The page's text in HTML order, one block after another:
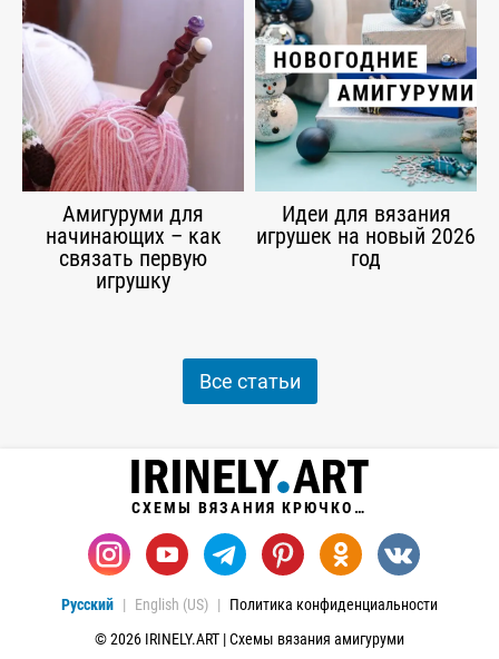
Амигуруми для
начинающих – как
связать первую
игрушку
Идеи для вязания
игрушек на новый 2026
год
Все статьи
СХЕМЫ ВЯЗАНИЯ КРЮЧКОМ
Русский English (US)
Политика конфиденциальности
© 2026 IRINELY.ART | Схемы вязания амигуруми